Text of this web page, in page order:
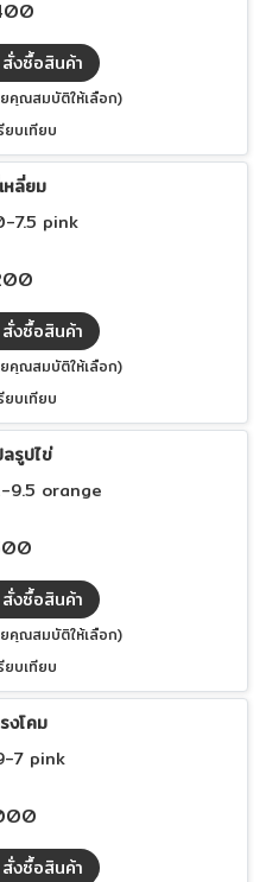
สั่งซื้อสินค้า
คุณสมบัติให้เลือก)
ยบเทียบ
หลี่ยม
7.5 pink
สั่งซื้อสินค้า
คุณสมบัติให้เลือก)
ยบเทียบ
ลรูปไข่
9.5 orange
สั่งซื้อสินค้า
คุณสมบัติให้เลือก)
ยบเทียบ
งโคม
7 pink
สั่งซื้อสินค้า